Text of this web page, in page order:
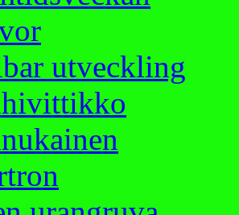
utveckling